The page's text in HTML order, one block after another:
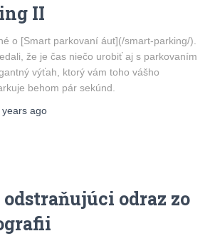
II
o [Smart parkovaní áut](/smart-parking/).
že je čas niečo urobiť aj s parkovaním
výťah, ktorý vám toho vášho
behom pár sekúnd.
years ago
odraz zo